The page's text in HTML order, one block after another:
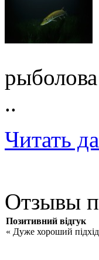
..
Читать
Отзывы
Позитивний відгук
« Дуже хороший